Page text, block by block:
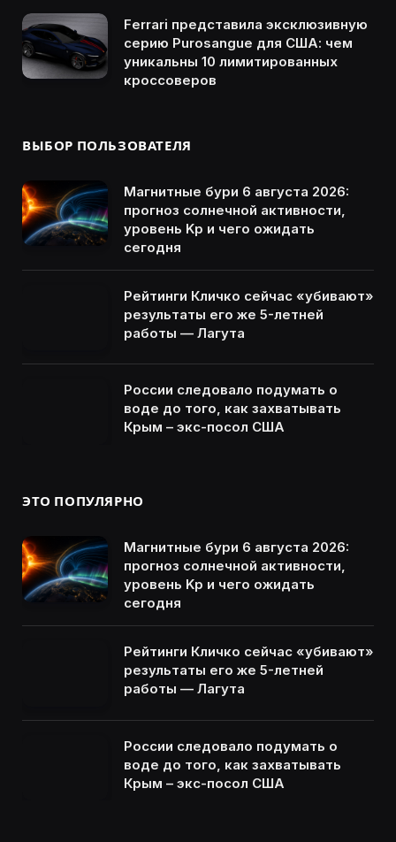
Ferrari представила эксклюзивную
серию Purosangue для США: чем
уникальны 10 лимитированных
кроссоверов
ВЫБОР ПОЛЬЗОВАТЕЛЯ
Магнитные бури 6 августа 2026:
прогноз солнечной активности,
уровень Kp и чего ожидать
сегодня
Рейтинги Кличко сейчас «убивают»
результаты его же 5-летней
работы — Лагута
России следовало подумать о
воде до того, как захватывать
Крым – экс-посол США
ЭТО ПОПУЛЯРНО
Магнитные бури 6 августа 2026:
прогноз солнечной активности,
уровень Kp и чего ожидать
сегодня
Рейтинги Кличко сейчас «убивают»
результаты его же 5-летней
работы — Лагута
России следовало подумать о
воде до того, как захватывать
Крым – экс-посол США